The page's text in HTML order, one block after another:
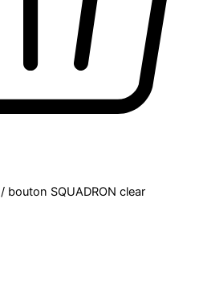
/ bouton SQUADRON clear